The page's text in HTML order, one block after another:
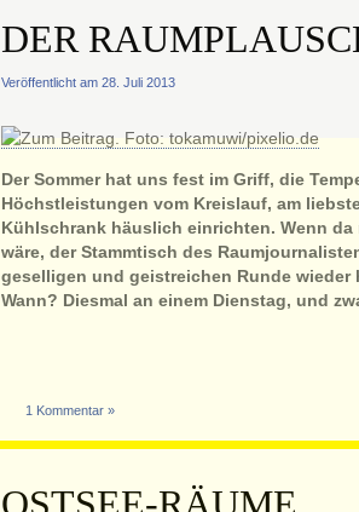
DER
Veröffentlicht am 28. Juli 2013
Der Sommer hat uns fest im Griff, die
Höchstleistungen vom Kreislauf, am
Kühlschrank häuslich einrichten. Wenn da
wäre, der Stammtisch des
geselligen und geistreichen Runde wieder
Wann? Diesmal an einem Dienstag, und
1 Kommentar »